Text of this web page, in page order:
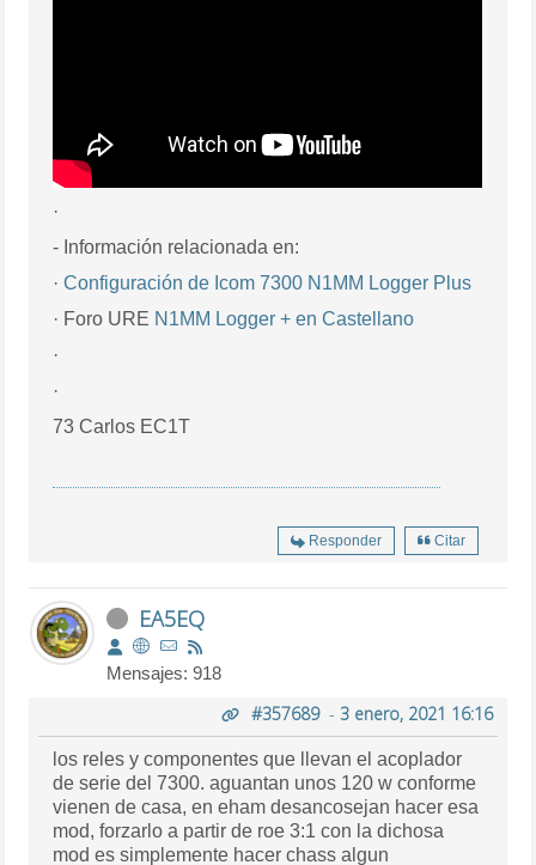
·
- Información relacionada en:
· Configuración de Icom 7300 N1MM Logger Plus
· Foro URE N1MM Logger + en Castellano
·
·
73 Carlos EC1T
Responder Citar
EA5EQ
Mensajes: 918
#357689- 3 enero, 2021 16:16
los reles y componentes que llevan el acoplador
de serie del 7300. aguantan unos 120 w conforme
vienen de casa, en eham desancosejan hacer esa
mod, forzarlo a partir de roe 3:1 con la dichosa
mod es simplemente hacer chass algun